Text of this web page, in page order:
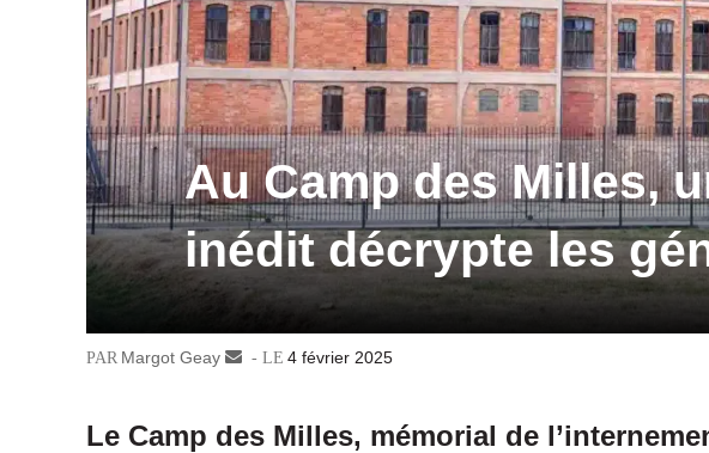
Au Camp des Milles,
inédit décrypte les
Margot Geay
Envoyer4 février 2025
Le Camp des Milles, mémorial de